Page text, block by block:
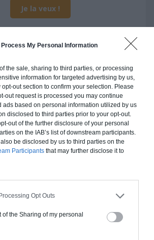
Process My Personal Information
the sale, sharing to third parties, or processing
information for targeted advertising by us,
out section to confirm your selection. Please
out request is processed you may continue
ads based on personal information utilized by us
disclosed to third parties prior to your opt-out.
out of the further disclosure of your personal
on the IAB’s list of downstream participants.
be disclosed by us to third parties on the
Participants that may further disclose it to
Opt Outs
of the Sharing of my personal
Je la veux !
ossature bois
pour : Fondations et normes
en ossature bois isolé.
de gamme. Le prix "clé en main"
et le second oeuvre (cuisine,
mais exclut piscine, jardin et
clôture.
000€ TTC